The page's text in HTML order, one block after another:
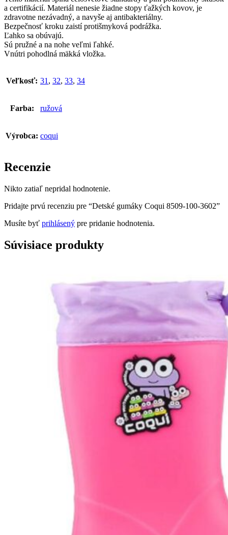
a certifikácií. Materiál nenesie žiadne stopy ťažkých kovov, je
zdravotne nezávadný, a navyše aj antibakteriálny.
Bezpečnosť kroku zaistí protišmyková podrážka.
Ľahko sa obúvajú.
Sú pružné a na nohe veľmi ľahké.
Vnútri pohodlná mäkká vložka.
Veľkosť: 31 , 32, 33, 34
Farba: ružová
Výrobca: coqui
Recenzie
Nikto zatiaľ nepridal hodnotenie.
Pridajte prvú recenziu pre “Detské gumáky Coqui 8509-100-3602”
Musíte byť prihlásený pre pridanie hodnotenia.
Súvisiace produkty